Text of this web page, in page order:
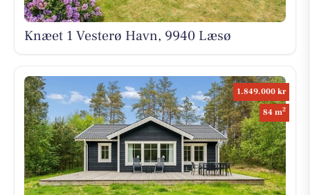
Knæet 1 Vesterø Havn, 9940 Læsø
1.849.000 kr
84 m2